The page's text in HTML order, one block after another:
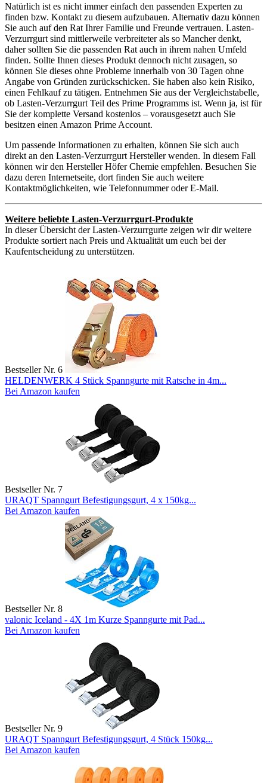
Natürlich ist es nicht immer einfach den passenden Experten zu
finden bzw. Kontakt zu diesem aufzubauen. Alternativ dazu können
Sie auch auf den Rat Ihrer Familie und Freunde vertrauen. Lasten-
Verzurrgurt sind mittlerweile verbreiteter als so Mancher denkt,
daher sollten Sie die passenden Rat auch in ihrem nahen Umfeld
finden. Sollte Ihnen dieses Produkt dennoch nicht zusagen, so
können Sie dieses ohne Probleme innerhalb von 30 Tagen ohne
Angabe von Gründen zurückschicken. Sie haben also kein Risiko,
einen Fehlkauf zu tätigen. Entnehmen Sie aus der Vergleichstabelle,
ob Lasten-Verzurrgurt Teil des Prime Programms ist. Wenn ja, ist für
Sie der komplette Versand kostenlos – vorausgesetzt auch Sie
besitzen einen Amazon Prime Account.
Um passende Informationen zu erhalten, können Sie sich auch
direkt an den Lasten-Verzurrgurt Hersteller wenden. In diesem Fall
können wir den Hersteller Höfer Chemie empfehlen. Besuchen Sie
dazu deren Internetseite, dort finden Sie auch weitere
Kontaktmöglichkeiten, wie Telefonnummer oder E-Mail.
Weitere beliebte Lasten-Verzurrgurt-Produkte
In dieser Übersicht der Lasten-Verzurrgurte zeigen wir dir weitere
Produkte sortiert nach Preis und Aktualität um euch bei der
Kaufentscheidung zu unterstützen.
Bestseller Nr. 6
HELDENWERK 4 Stück Spanngurte mit Ratsche in 4m...
Bei Amazon kaufen
Bestseller Nr. 7
URAQT Spanngurt Befestigungsgurt, 4 x 150kg...
Bei Amazon kaufen
Bestseller Nr. 8
valonic Iceland - 4X 1m Kurze Spanngurte mit Pad...
Bei Amazon kaufen
Bestseller Nr. 9
URAQT Spanngurt Befestigungsgurt, 4 Stück 150kg...
Bei Amazon kaufen